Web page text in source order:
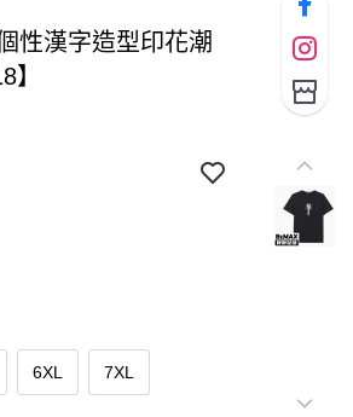
性漢字造型印花潮
6XL 7XL